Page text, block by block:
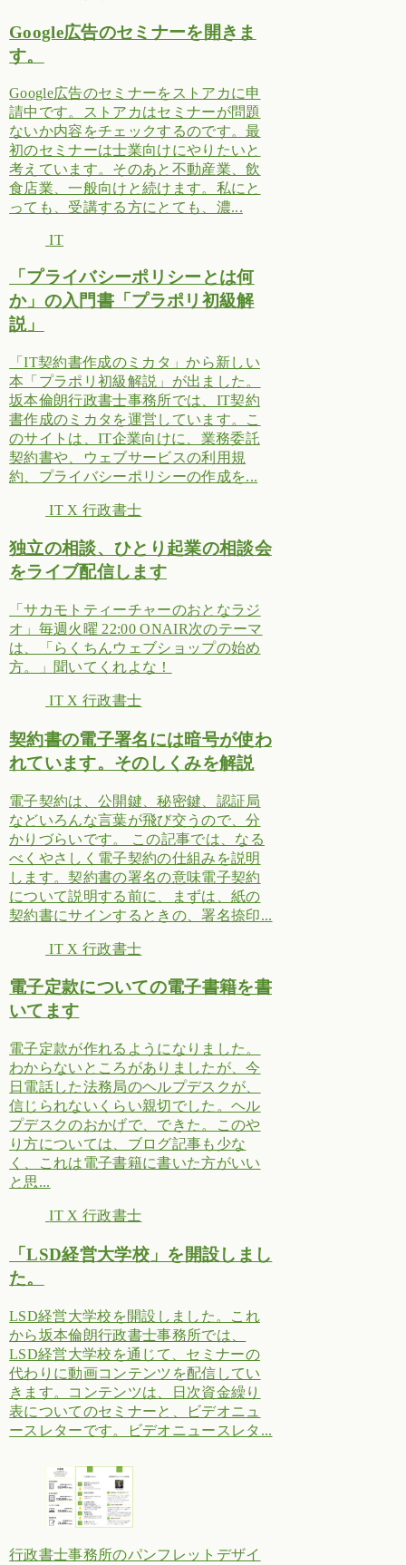
Google広告のセミナーを開きま
す。
Google広告のセミナーをストアカに申
請中です。ストアカはセミナーが問題
ないか内容をチェックするのです。最
初のセミナーは士業向けにやりたいと
考えています。そのあと不動産業、飲
食店業、一般向けと続けます。私にと
っても、受講する方にとても、濃...
IT
「プライバシーポリシーとは何
か」の入門書「プラポリ初級解
説」
「IT契約書作成のミカタ」から新しい
本「プラポリ初級解説」が出ました。
坂本倫朗行政書士事務所では、IT契約
書作成のミカタを運営しています。こ
のサイトは、IT企業向けに、業務委託
契約書や、ウェブサービスの利用規
約、プライバシーポリシーの作成を...
IT X 行政書士
独立の相談、ひとり起業の相談会
をライブ配信します
「サカモトティーチャーのおとなラジ
オ」毎週火曜 22:00 ONAIR次のテーマ
は、「らくちんウェブショップの始め
方。」聞いてくれよな！
IT X 行政書士
契約書の電子署名には暗号が使わ
れています。そのしくみを解説
電子契約は、公開鍵、秘密鍵、認証局
などいろんな言葉が飛び交うので、分
かりづらいです。 この記事では、なる
べくやさしく電子契約の仕組みを説明
します。契約書の署名の意味電子契約
について説明する前に、まずは、紙の
契約書にサインするときの、署名捺印...
IT X 行政書士
電子定款についての電子書籍を書
いてます
電子定款が作れるようになりました。
わからないところがありましたが、今
日電話した法務局のヘルプデスクが、
信じられないくらい親切でした。ヘル
プデスクのおかげで、できた。このや
り方については、ブログ記事も少な
く、これは電子書籍に書いた方がいい
と思...
IT X 行政書士
「LSD経営大学校」を開設しまし
た。
LSD経営大学校を開設しました。これ
から坂本倫朗行政書士事務所では、
LSD経営大学校を通じて、セミナーの
代わりに動画コンテンツを配信してい
きます。コンテンツは、日次資金繰り
表についてのセミナーと、ビデオニュ
ースレターです。ビデオニュースレタ...
行政書士事務所のパンフレットデザイ